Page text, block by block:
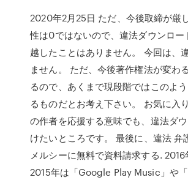
2020年2月25日 ただ、今後取締が厳
性は0ではないので、違法ダウンロー
越したことはありません。 今回は、
ません。 ただ、今後著作権法が変わ
るので、あくまで現段階ではこのよ
るものだとお考え下さい。 お気に入
の作者を応援する意味でも、違法ダ
けたいところです。 最後に、違法 弁
メルシーに無料で資料請求する. 2016
2015年は「Google Play Music」や